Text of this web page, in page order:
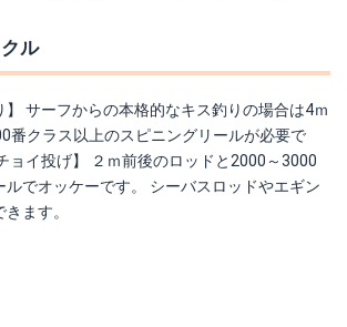
ル
】 サーフからの本格的なキス釣りの場合は4ｍ
番クラス以上のスピニングリールが必要で
ョイ投げ】 ２ｍ前後のロッドと2000～3000
ルでオッケーです。 シーバスロッドやエギン
ます。